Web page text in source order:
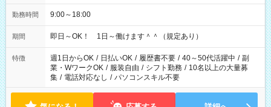
勤務時間 9:00～18:00
期間 即日～OK！ 1日～働けます＾＾（規定あり）
特徴 週1日からOK / 日払いOK / 履歴書不要 / 40～50代活躍中 / 副
業・WワークOK / 服装自由 / シフト勤務 / 10名以上の大量募
集 / 電話対応なし / パソコンスキル不要